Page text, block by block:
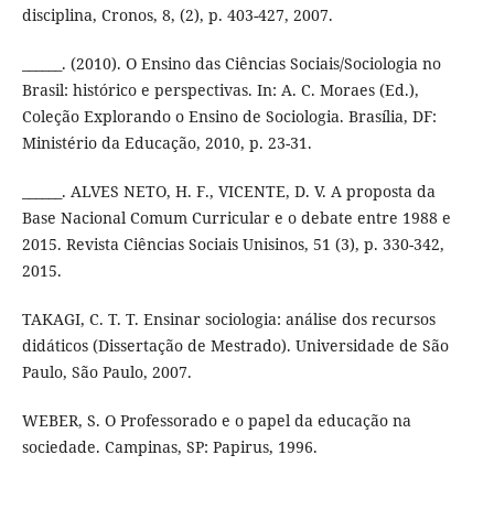
disciplina, Cronos, 8, (2), p. 403-427, 2007.
______. (2010). O Ensino das Ciências Sociais/Sociologia no
Brasil: histórico e perspectivas. In: A. C. Moraes (Ed.),
Coleção Explorando o Ensino de Sociologia. Brasília, DF:
Ministério da Educação, 2010, p. 23-31.
______. ALVES NETO, H. F., VICENTE, D. V. A proposta da
Base Nacional Comum Curricular e o debate entre 1988 e
2015. Revista Ciências Sociais Unisinos, 51 (3), p. 330-342,
2015.
TAKAGI, C. T. T. Ensinar sociologia: análise dos recursos
didáticos (Dissertação de Mestrado). Universidade de São
Paulo, São Paulo, 2007.
WEBER, S. O Professorado e o papel da educação na
sociedade. Campinas, SP: Papirus, 1996.